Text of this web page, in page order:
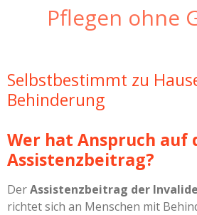
Pflegen ohne
Selbstbestimmt zu
Behinderung
Wer hat Anspruch auf
Assistenzbeitrag?
DerAssistenzbeitrag der
richtet sich an Menschen mit